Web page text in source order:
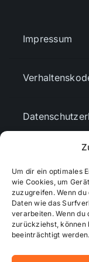
Um dir ein optimales
wie Cookies, um
zuzugreifen. Wenn
Daten wie das
verarbeiten. Wenn du
zurückziehst, können
beeinträchtigt werden.
Impressum
Cookie-
Mediendaten